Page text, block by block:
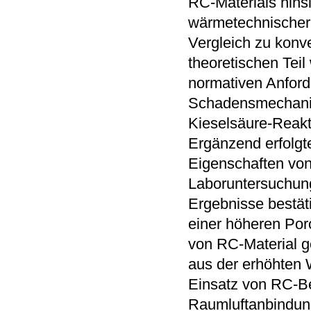
Vergleich zu
theoretischen
normativen
Kieselsäure-
Ergänzend
Eigenschaften
Ergebnisse
einer höheren
von RC-Material
aus der erhöhten
Einsatz von RC-